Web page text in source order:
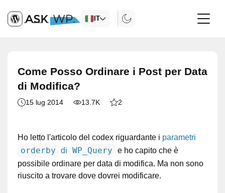
IT
Come Posso Ordinare i Post per Data
di Modifica?
15 lug 2014 13.7K 2
Ho letto l'articolo del codex riguardante i parametri
orderby di WP_Query
e ho capito che è
possibile ordinare per data di modifica. Ma non sono
riuscito a trovare dove dovrei modificare.